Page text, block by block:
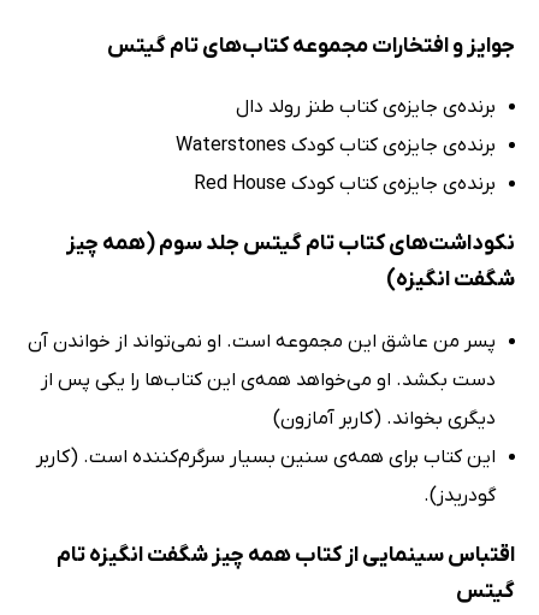
جوایز و افتخارات مجموعه کتاب‌های تام گیتس
برنده‌ی جایزه‌ی کتاب طنز رولد دال
برنده‌ی جایزه‌ی کتاب کودک Waterstones
برنده‌ی جایزه‌ی کتاب کودک Red House
نکوداشت‌های کتاب تام گیتس جلد سوم (همه چیز
شگفت انگیزه)
پسر من عاشق این مجموعه است. او نمی‌تواند از خواندن آن
دست بکشد. او می‌خواهد همه‌ی این کتاب‌ها را یکی پس از
دیگری بخواند. (کاربر آمازون)
این کتاب برای همه‌ی سنین بسیار سرگرم‌کننده است. (کاربر
گودریدز).
اقتباس سینمایی از کتاب همه چیز شگفت انگیزه تام
گیتس